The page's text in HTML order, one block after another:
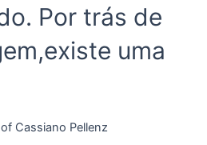
Por trás de
uma